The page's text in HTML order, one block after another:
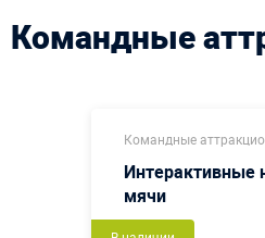
Командные
Командные
Интерактивные
мячи